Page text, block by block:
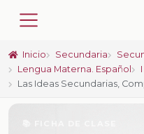
Inicio Secundaria
Lengua Materna. Español
I
Las Ideas Secundarias,